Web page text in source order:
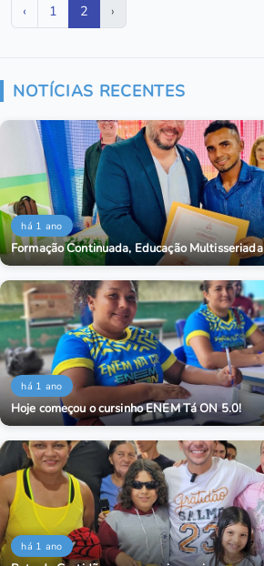
‹ 1 2 ›
NOTÍCIAS RECENTES
há 1 ano
Formação Continuada, Educação Multisseriada
há 1 ano
Hoje começou o cursinho ENEM Tá ON 5.0!
há 1 ano